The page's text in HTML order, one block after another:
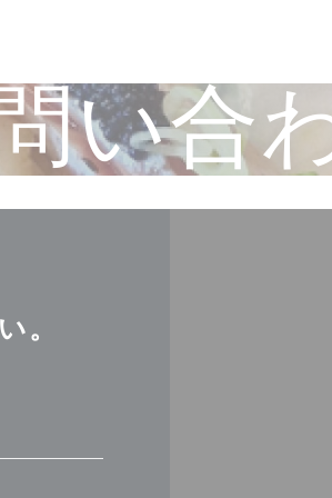
い合
。